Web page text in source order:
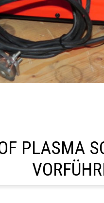
PLASMA